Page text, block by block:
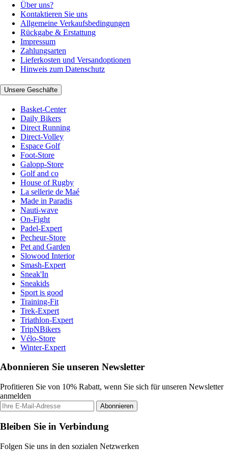
Über uns?
Kontaktieren Sie uns
Allgemeine Verkaufsbedingungen
Rückgabe & Erstattung
Impressum
Zahlungsarten
Lieferkosten und Versandoptionen
Hinweis zum Datenschutz
Unsere Geschäfte
Basket-Center
Daily Bikers
Direct Running
Direct-Volley
Espace Golf
Foot-Store
Galopp-Store
Golf and co
House of Rugby
La sellerie de Maé
Made in Paradis
Nauti-wave
On-Fight
Padel-Expert
Pecheur-Store
Pet and Garden
Slowood Interior
Smash-Expert
Sneak'In
Sneakids
Sport is good
Training-Fit
Trek-Expert
Triathlon-Expert
TripNBikers
Vélo-Store
Winter-Expert
Abonnieren Sie unseren Newsletter
Profitieren Sie von 10% Rabatt, wenn Sie sich für unseren Newsletter
anmelden
Abonnieren
Bleiben Sie in Verbindung
Folgen Sie uns in den sozialen Netzwerken